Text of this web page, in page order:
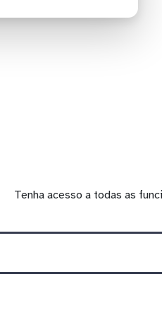
Tenha acesso a todas as